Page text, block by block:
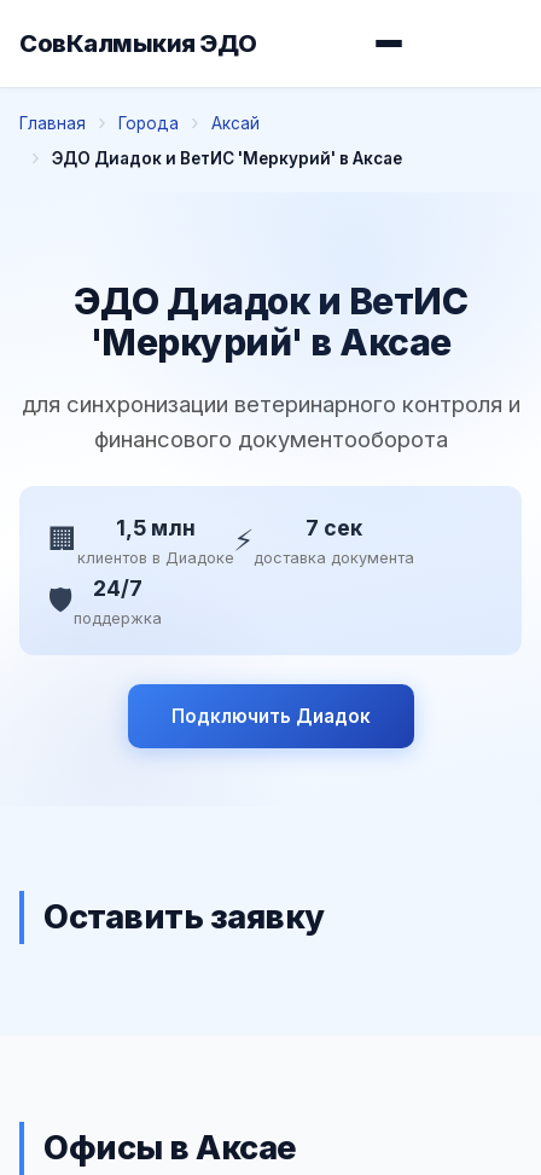
СовКалмыкия ЭДО
Главная Города
Аксай
ЭДО Диадок и ВетИС 'Меркурий' в Аксае
ЭДО Диадок и ВетИС
'Меркурий' в Аксае
для синхронизации ветеринарного контроля и
финансового документооборота
🏢 1,5 млн
клиентов в Диадоке⚡ 7 сек
доставка документа
🛡️ 24/7
поддержка
Подключить Диадок
Оставить заявку
Офисы в Аксае